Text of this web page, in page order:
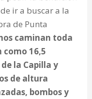
ir a buscar a la
de Punta
caminan toda
como 16,5
la Capilla y
de altura
bombos y